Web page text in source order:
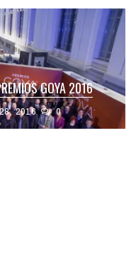
GOYA 2016
2016 0